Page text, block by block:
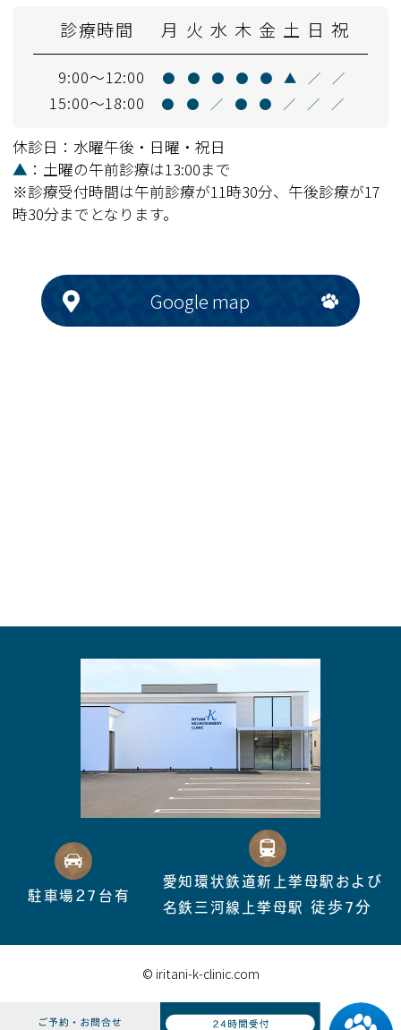
診療時間 月 火 水 木 金 土 日 祝
9:00～12:00 ● ● ● ● ● ▲ ／ ／
15:00～18:00 ● ● ／ ● ● ／ ／ ／
休診日：水曜午後・日曜・祝日
▲ ：土曜の午前診療は13:00まで
※診療受付時間は午前診療が11時30分、午後診療が17
時30分までとなります。
Google map
駐車場 27 台有
愛知環状鉄道新上挙母駅および
名鉄三河線上挙母駅徒歩7分
© iritani-k-clinic.com